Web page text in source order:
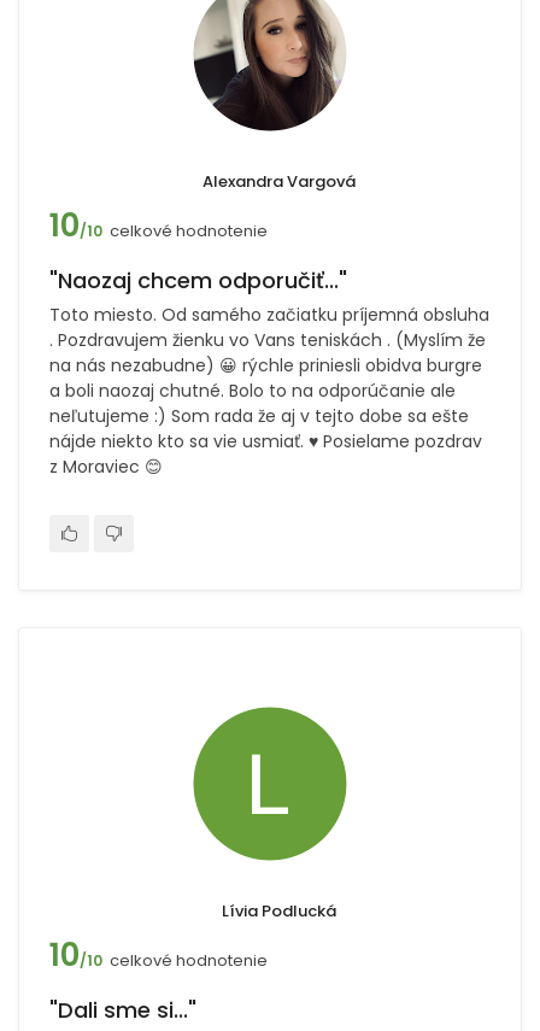
Alexandra Vargová
10/10 celkové hodnotenie
"Naozaj chcem odporučiť..."
Toto miesto. Od samého začiatku príjemná obsluha
. Pozdravujem žienku vo Vans teniskách . (Myslím že
na nás nezabudne) 😀 rýchle priniesli obidva burgre
a boli naozaj chutné. Bolo to na odporúčanie ale
neľutujeme :) Som rada že aj v tejto dobe sa ešte
nájde niekto kto sa vie usmiať. ♥️ Posielame pozdrav
z Moraviec 😊
Lívia Podlucká
10/10 celkové hodnotenie
"Dali sme si..."